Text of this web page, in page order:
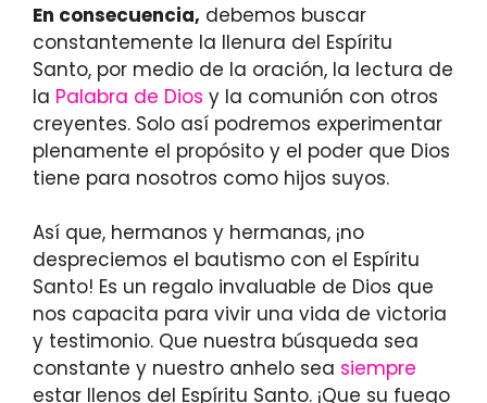
En consecuencia, debemos buscar
constantemente la llenura del Espíritu
Santo, por medio de la oración, la lectura de
la Palabra de Dios y la comunión con otros
creyentes. Solo así podremos experimentar
plenamente el propósito y el poder que Dios
tiene para nosotros como hijos suyos.
Así que, hermanos y hermanas, ¡no
despreciemos el bautismo con el Espíritu
Santo! Es un regalo invaluable de Dios que
nos capacita para vivir una vida de victoria
y testimonio. Que nuestra búsqueda sea
constante y nuestro anhelo sea siempre
estar llenos del Espíritu Santo. ¡Que su fuego